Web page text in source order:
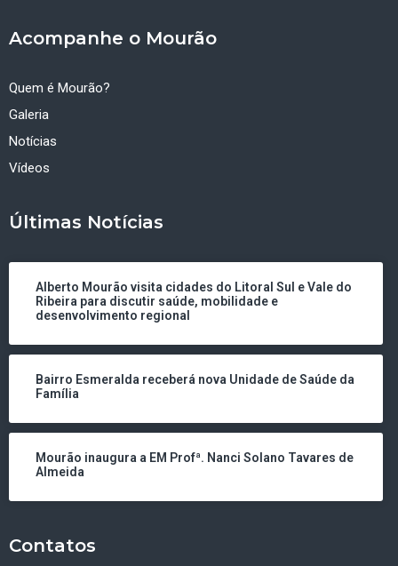
Acompanhe o Mourão
Quem é Mourão?
Galeria
Notícias
Vídeos
Últimas Notícias
Alberto Mourão visita cidades do Litoral Sul e Vale do
Ribeira para discutir saúde, mobilidade e
desenvolvimento regional
Bairro Esmeralda receberá nova Unidade de Saúde da
Família
Mourão inaugura a EM Profª. Nanci Solano Tavares de
Almeida
Contatos